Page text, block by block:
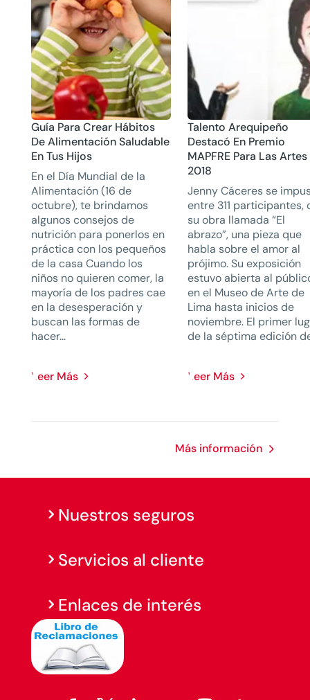
Guía Para Crear Hábitos
De Alimentación Saludable
En Tus Hijos
En el Día Mundial de la
Alimentación (16 de
octubre), te brindamos
algunos consejos de
nutrición para ponerlos en
práctica con los pequeños
de la casa Cuando los
niños no quieren comer, la
mayoría de los padres cae
en la desesperación y
buscan las formas de
hacer...
Leer Más
Talento Arequipeño
Destacó En Premio
MAPFRE Para Las Artes
2018
Jenny Cáceres se
entre 311 participantes,
su obra llamada “El
abrazo”, una pieza que
habla sobre el amor al
prójimo. Su exposición
estuvo abierta al
en el Museo de Arte de
Lima hasta inicios de
noviembre. El primer
de la séptima edición
Leer Más
Más información
Nuestros seguros
Servicios al cliente
Enlaces de interés